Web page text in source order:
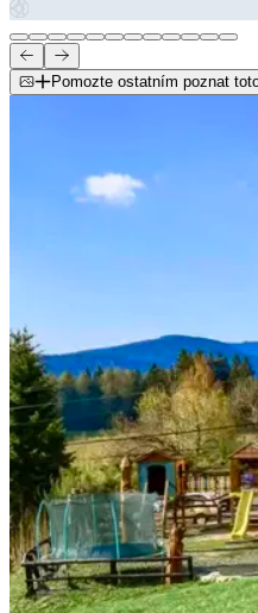
Pomozte ostatním poznat